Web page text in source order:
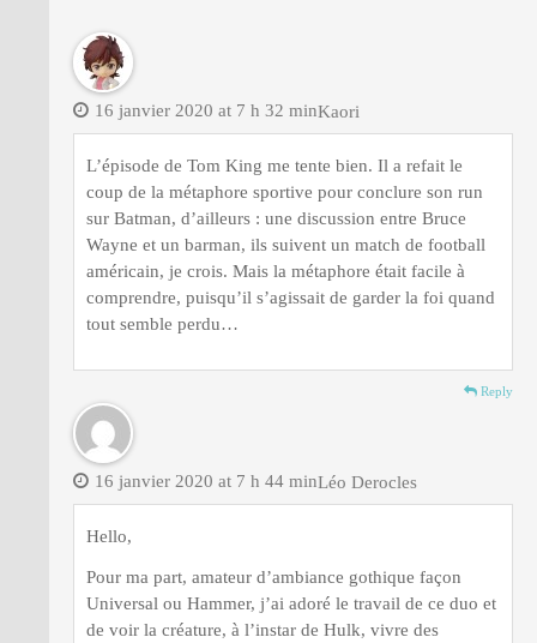
Kaori
16 janvier 2020 at 7 h 32 min
L’épisode de Tom King me tente bien. Il a refait le
coup de la métaphore sportive pour conclure son run
sur Batman, d’ailleurs : une discussion entre Bruce
Wayne et un barman, ils suivent un match de football
américain, je crois. Mais la métaphore était facile à
comprendre, puisqu’il s’agissait de garder la foi quand
tout semble perdu…
Reply
Léo Derocles
16 janvier 2020 at 7 h 44 min
Hello,
Pour ma part, amateur d’ambiance gothique façon
Universal ou Hammer, j’ai adoré le travail de ce duo et
de voir la créature, à l’instar de Hulk, vivre des